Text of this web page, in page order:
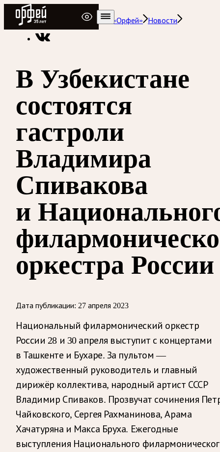
Радио Орфей
Радио классической музыки «Орфей»
Новости
В Узбекистане
состоятся
гастроли
Владимира
Спивакова
и
оркестра России
Дата публикации: 27 апреля 2023
Национальный филармонический оркестр
России 28 и 30 апреля выступит с концертами
в Ташкенте и Бухаре. За пультом —
художественный руководитель и главный
дирижёр коллектива, народный артист СССР
Владимир Спиваков. Прозвучат сочинения
Чайковского, Сергея Рахманинова, Арама
Хачатуряна и Макса Бруха. Ежегодные
выступления Национального